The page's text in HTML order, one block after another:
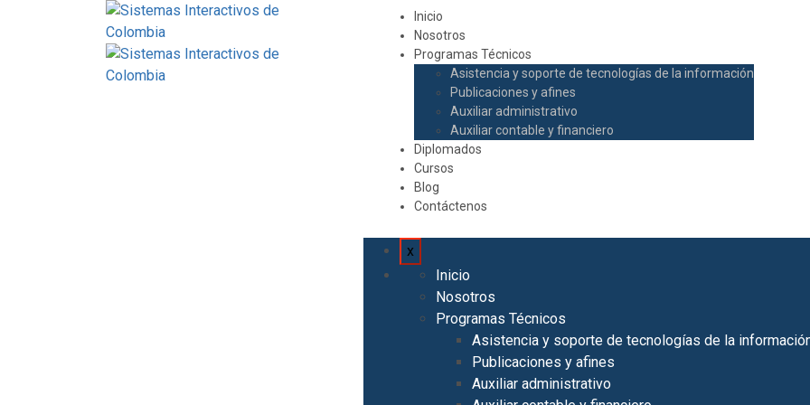
Inicio
Nosotros
Programas Técnicos
Asistencia y soporte de tecnologías de la información
Publicaciones y afines
Auxiliar administrativo
Auxiliar contable y financiero
Diplomados
Cursos
Blog
Contáctenos
x
Inicio
Nosotros
Programas Técnicos
Asistencia y soporte de tecnologías de la
Publicaciones y afines
Auxiliar administrativo